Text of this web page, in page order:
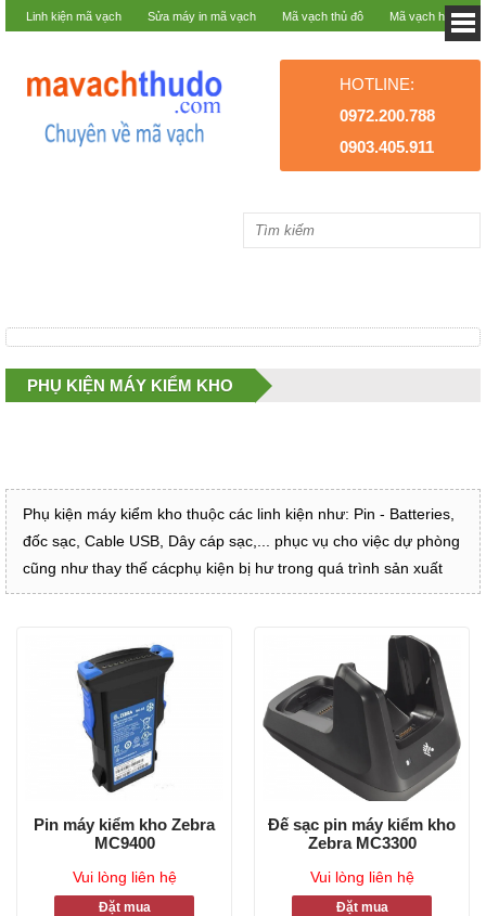
Linh kiện mã vạch Sửa máy in mã vạch Mã vạch thủ đô Mã vạch hà nội
HOTLINE:
0972.200.788
0903.405.911
PHỤ KIỆN MÁY KIỂM KHO
Phụ kiện máy kiểm kho thuộc các linh kiện như: Pin - Batteries,
đốc sạc, Cable USB, Dây cáp sạc,... phục vụ cho việc dự phòng
cũng như thay thế cácphụ kiện bị hư trong quá trình sản xuất
Pin máy kiểm kho Zebra
MC9400
Vui lòng liên hệ
Đặt mua
Đế sạc pin máy kiểm kho
Zebra MC3300
Vui lòng liên hệ
Đặt mua